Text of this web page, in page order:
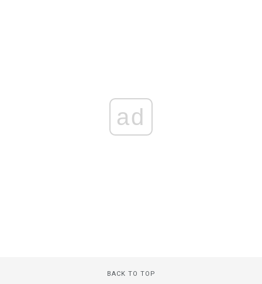
ad
BACK TO TOP